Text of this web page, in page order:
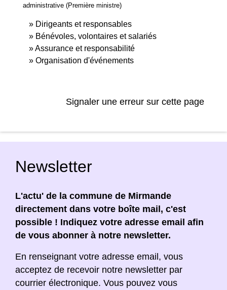
administrative (Première ministre)
Dirigeants et responsables
Bénévoles, volontaires et salariés
Assurance et responsabilité
Organisation d'événements
Signaler une erreur sur cette page
Newsletter
L'actu' de la commune de Mirmande
directement dans votre boîte mail, c'est
possible ! Indiquez votre adresse email afin
de vous abonner à notre newsletter.
En renseignant votre adresse email, vous
acceptez de recevoir notre newsletter par
courrier électronique. Vous pouvez vous